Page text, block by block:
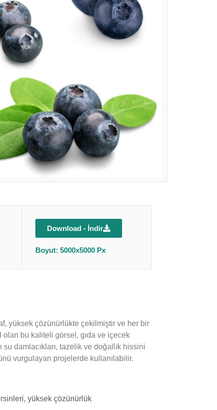
Download - İndir
Boyut: 5000x5000 Px
yüksek çözünürlükte çekilmiştir ve her bir
olan bu kaliteli görsel, gıda ve içecek
su damlacıkları, tazelik ve doğallık hissini
vurgulayan projelerde kullanılabilir.
, yüksek çözünürlük